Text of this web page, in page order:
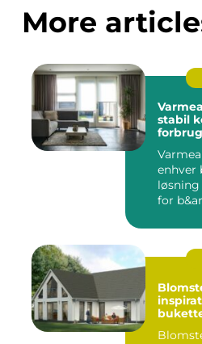
More
stabil
forbrug
enhver
for